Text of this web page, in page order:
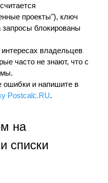
проекты"), ключ
блокированы
владельцев
часто не знают, что с
ошибки и напишите в
Postcalc.RU.
на
списки